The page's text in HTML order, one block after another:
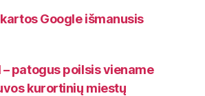
kartos Google išmanusis
patogus poilsis viename
kurortinių miestų